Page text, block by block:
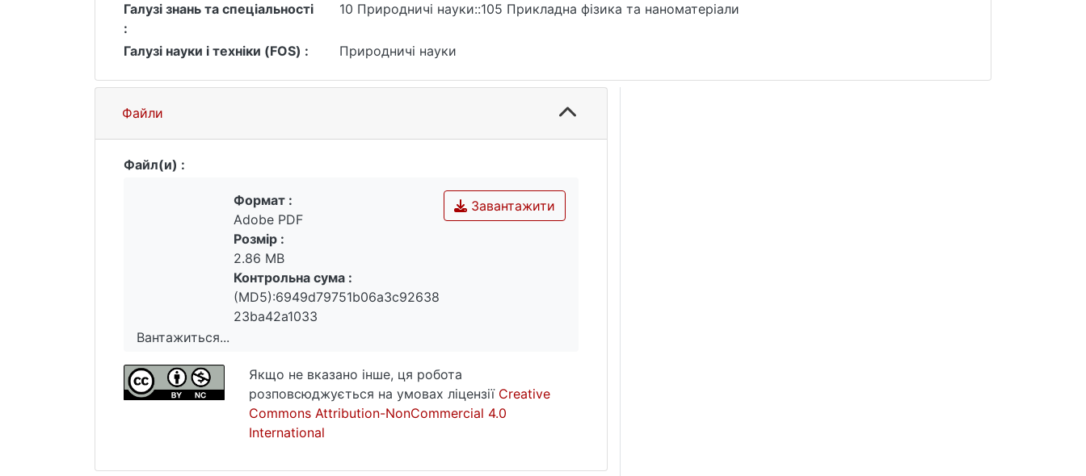
Галузі знань та спеціальності
:
10 Природничі науки::105 Прикладна фізика та наноматеріали
Галузі науки і техніки (FOS) : Природничі науки
Файли
Файл(и) :
Вантажиться...
Вантажиться...
Завантажити
Формат :
Adobe PDF
Розмір :
2.86 MB
Контрольна сума :
(MD5):6949d79751b06a3c92638
23ba42a1033
Якщо не вказано інше, ця робота
розповсюджується на умовах ліцензії Creative
Commons Attribution-NonCommercial 4.0
International